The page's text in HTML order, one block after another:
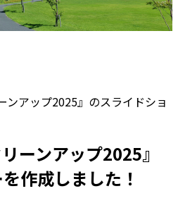
ンアップ2025』のスライドショ
ーンアップ2025』
作成しました！